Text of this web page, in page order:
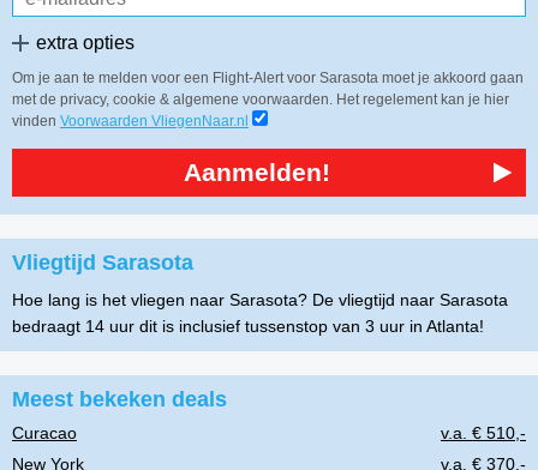
extra opties
Om je aan te melden voor een Flight-Alert voor Sarasota moet je akkoord gaan
met de privacy, cookie & algemene voorwaarden. Het regelement kan je hier
vinden Voorwaarden VliegenNaar.nl
Aanmelden!
Vliegtijd Sarasota
Hoe lang is het vliegen naar Sarasota? De vliegtijd naar Sarasota
bedraagt 14 uur dit is inclusief tussenstop van 3 uur in Atlanta!
Meest bekeken deals
Curacao
v.a. € 510,-
New York
v.a. € 370,-